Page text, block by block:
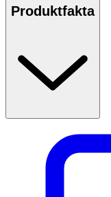
Produktfakta